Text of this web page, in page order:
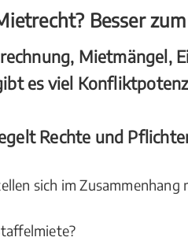
Besser
Mietmängel,
es viel
Rechte und
sich im